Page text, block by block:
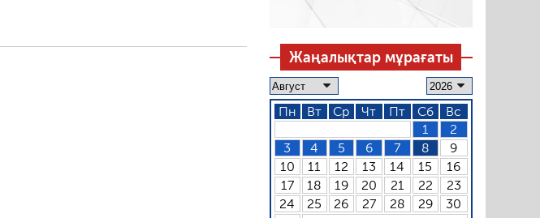
Жаңалықтар мұрағаты
Пн Вт Ср Чт Пт Сб
Вс
1
2
3
4 5 6 7 8
9
10
11 12 13 14 15
16
17
18 19 20 21 22
23
24
25 26 27 28 29
30